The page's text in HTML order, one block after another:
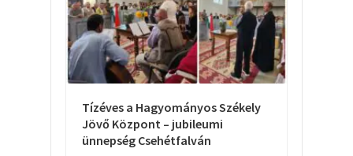
Tízéves a Hagyományos Székely
Jövő Központ – jubileumi
ünnepség Csehétfalván